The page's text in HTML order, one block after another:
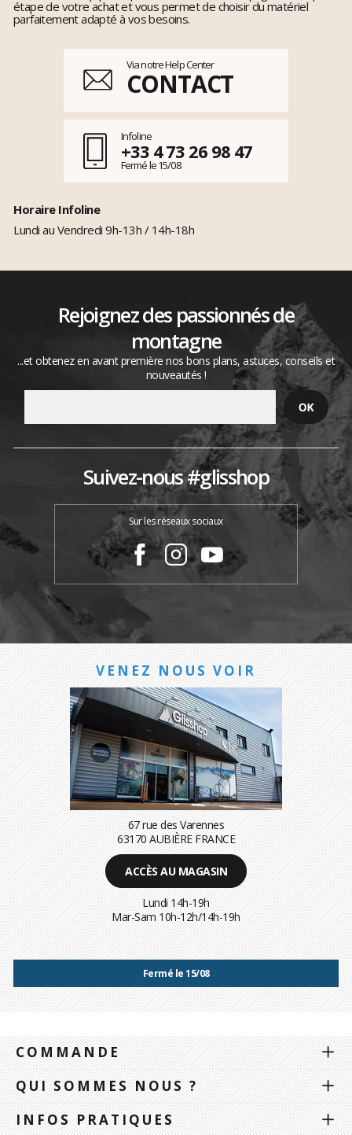
étape de votre achat et vous permet de choisir du matériel
parfaitement adapté à vos besoins.
Via notre Help Center
CONTACT
Infoline
+33 4 73 26 98 47
Fermé le 15/08
Horaire Infoline
Lundi au Vendredi 9h-13h / 14h-18h
Rejoignez des passionnés de
montagne
...et obtenez en avant première nos bons plans, astuces, conseils et
nouveautés !
Suivez-nous #glisshop
Sur les réseaux sociaux
VENEZ NOUS VOIR
67 rue des Varennes
63170 AUBIÈRE FRANCE
ACCÈS AU MAGASIN
Lundi 14h-19h
Mar-Sam 10h-12h/14h-19h
Fermé le 15/08
COMMANDE
QUI SOMMES NOUS ?
INFOS PRATIQUES